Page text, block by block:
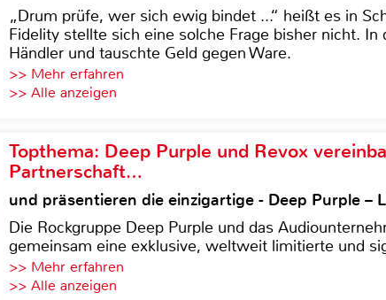
„Drum prüfe, wer sich ewig bindet ...“ heißt es in
Fidelity stellte sich eine solche Frage bisher nicht. In
Händler und tauschte Geld gegen Ware.
>> Mehr erfahren
>> Alle anzeigen
Topthema: Deep Purple und Revox
Partnerschaft…
und präsentieren die einzigartige - Deep Purple –
Die Rockgruppe Deep Purple und das
gemeinsam eine exklusive, weltweit limitierte und
>> Mehr erfahren
>> Alle anzeigen